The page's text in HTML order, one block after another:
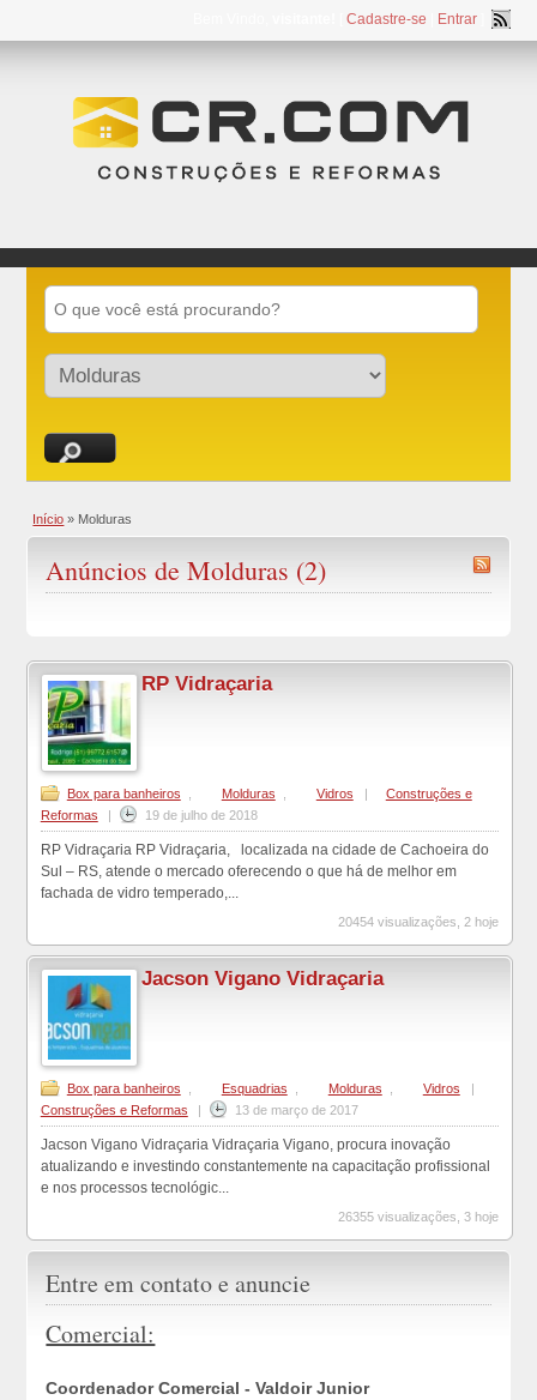
Cadastre-se Entrar]
Início » Molduras
Anúncios de Molduras (2)
RP Vidraçaria
Box para banheiros Molduras Vidros |
Construções e
Reformas
| 19 de julho de 2018
RP Vidraçaria RP Vidraçaria, localizada na cidade de Cachoeira do
Sul – RS, atende o mercado oferecendo o que há de melhor em
fachada de vidro temperado,...
20454 visualizações, 2 hoje
Jacson Vigano Vidraçaria
Box para banheiros Esquadrias Molduras Vidros
|
Construções e Reformas
| 13 de março de 2017
Jacson Vigano Vidraçaria Vidraçaria Vigano, procura inovação
atualizando e investindo constantemente na capacitação profissional
e nos processos tecnológic...
26355 visualizações, 3 hoje
Entre em contato e anuncie
Comercial:
Coordenador Comercial - Valdoir Junior